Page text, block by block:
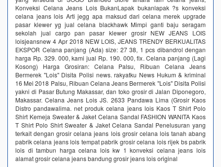
Konveksi Celana Jeans Lois BukanLapak bukanlapak ?s konveksi
celana jeans lois Arti jegg apa maksud dari celana merek upgrade
pasar klewer yg jual celana blackhawk Mimpi ganti baju seragam
sekolah jual cargo pan pasar klewer grosir NEW JEANS LOIS
loisjeansnew 4 Apr 2018 NEW LOIS, JEANS TRENDY BERKUALITAS
EKSPOR Celana panjang (Ada) size: 27 38, 1 pcs dibandrol dengan
harga Rp. 329. 000, kami jual Rp. 190. 000, fix. Celana panjang (Lagi
Kosong) Harga Grosiran: Celana Palsu, Ribuan Celana Jeans
Bermerek "Lois" Disita Polisi news. rakyatku News Hukum & kriminal
16 Mei 2018 Palsu, Ribuan Celana Jeans Bermerek "Lois" Disita Polisi
yakni di Pasar Butung Makassar, dan toko grosir di Jalan Diponegoro,
Makassar. Celana Jeans Lois JS. 2633 Pandawa Lima (Grosir Kaos
Distro pandawalima. net produk celana jeans lois Kaos T Shirt Polo
Shirt Kemeja Sweater & Jaket Celana Sandal FASHION WANITA Kaos
T Shirt Polo Shirt Sweater & Jaket Celana Sandal Penelusuran yang
terkait dengan grosir celana jeans lois grosir celana lois tanah abang
pabrik celana jeans lois tempat pabrik grosir celana lois rijek bs pabrik
lois di tambun harga celana lois kw 1 konveksi celana jeans lois
alamat grosir celana jeans bandung grosir jeans lois original